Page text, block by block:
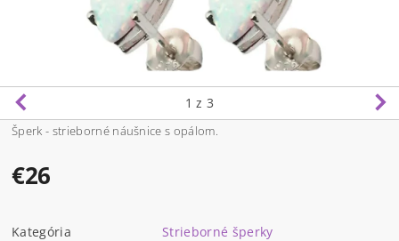
1 z 3
Šperk - strieborné náušnice s opálom.
€26
Kategória
Strieborné šperky